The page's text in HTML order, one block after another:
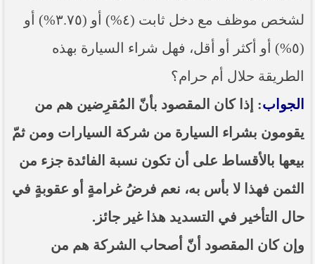
لشخص موظف مع دخل ثابت (٤%) أو (٣.٧٥%) أو
(٥%) أو أكثر أو أقل، فهل شراء السيارة بهذه
الطريقة حلال أم حرام؟
الجواب: إذا كان المقصود بأنّ المُقرِضين هم من
يقومون بشراء السيارة من شركة السيارات ومن ثمّ
بيعها بالأقساط على أن تكون نسبة الفائدة جزء من
الثمن فهذا لا بأس به، نعم فرضُ غرامةٍ أو عقوبةٍ في
حال التأخير في التسديد هذا غير جائز.
وإن كان المقصود أنّ أصحاب الشركة هم من